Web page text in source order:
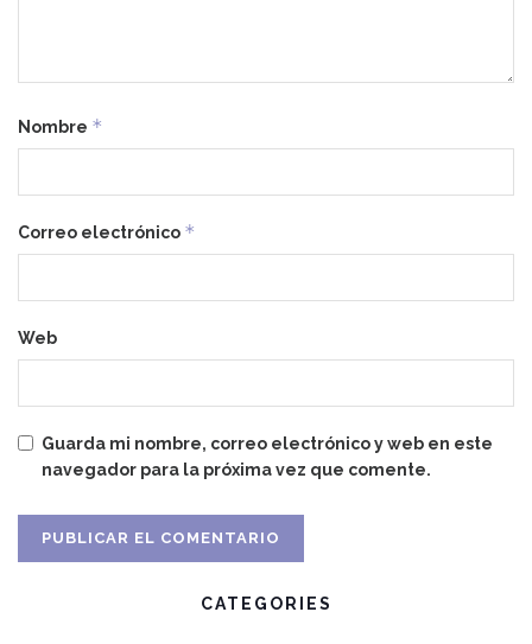
Nombre *
Correo electrónico *
Web
Guarda mi nombre, correo electrónico y web en este
navegador para la próxima vez que comente.
CATEGORIES